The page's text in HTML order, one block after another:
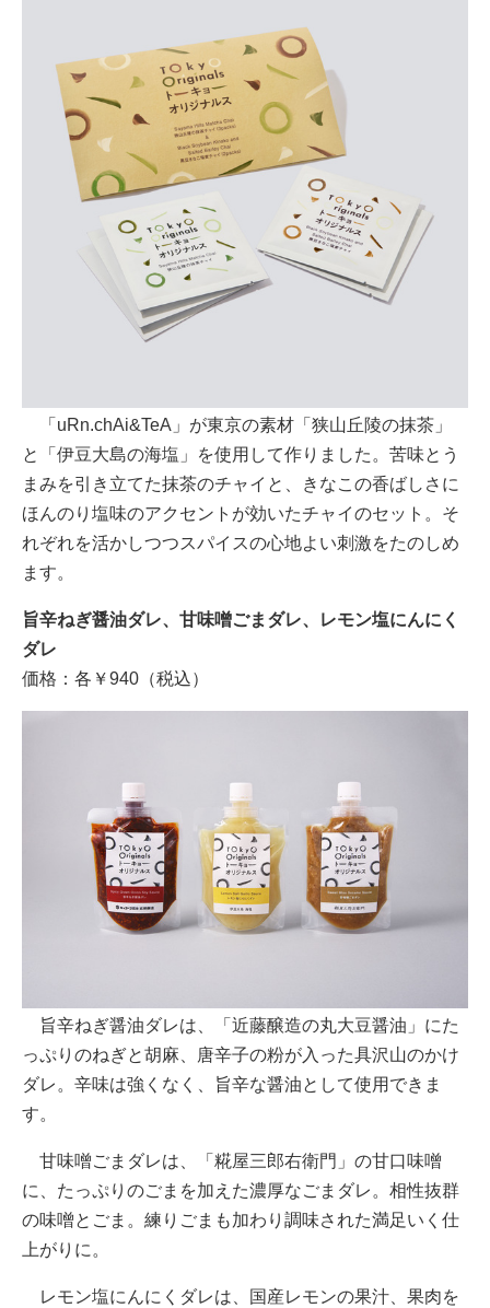
「uRn.chAi&TeA」が東京の素材「狭山丘陵の抹茶」
と「伊豆大島の海塩」を使用して作りました。苦味とう
まみを引き立てた抹茶のチャイと、きなこの香ばしさに
ほんのり塩味のアクセントが効いたチャイのセット。そ
れぞれを活かしつつスパイスの心地よい刺激をたのしめ
ます。
旨辛ねぎ醤油ダレ、甘味噌ごまダレ、レモン塩にんにく
ダレ
価格：各￥940（税込）
旨辛ねぎ醤油ダレは、「近藤醸造の丸大豆醤油」にた
っぷりのねぎと胡麻、唐辛子の粉が入った具沢山のかけ
ダレ。辛味は強くなく、旨辛な醤油として使用できま
す。
甘味噌ごまダレは、「糀屋三郎右衛門」の甘口味噌
に、たっぷりのごまを加えた濃厚なごまダレ。相性抜群
の味噌とごま。練りごまも加わり調味された満足いく仕
上がりに。
レモン塩にんにくダレは、国産レモンの果汁、果肉を